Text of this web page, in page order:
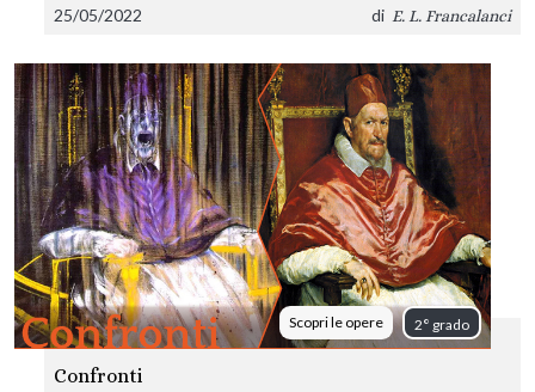
25/05/2022 di E. L. Francalanci
Scopri le opere 2° grado
Confronti